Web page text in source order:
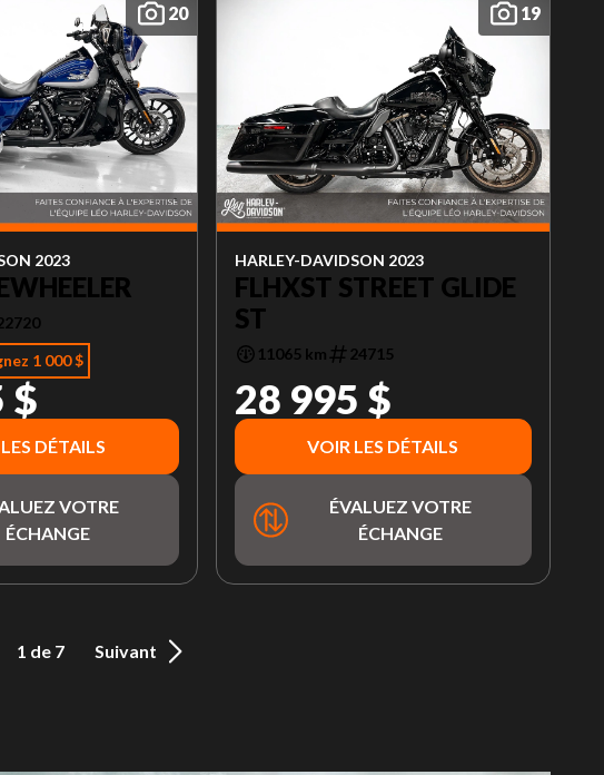
20
2023
1 000 $
$
DÉTAILS
VOTRE
ÉCHANGE
19
HARLEY-DAVIDSON 2023
FLHXST STREET GLIDE
ST
11065 km 24715
28 995 $
VOIR LES DÉTAILS
ÉVALUEZ VOTRE
ÉCHANGE
1 de 7 Suivant